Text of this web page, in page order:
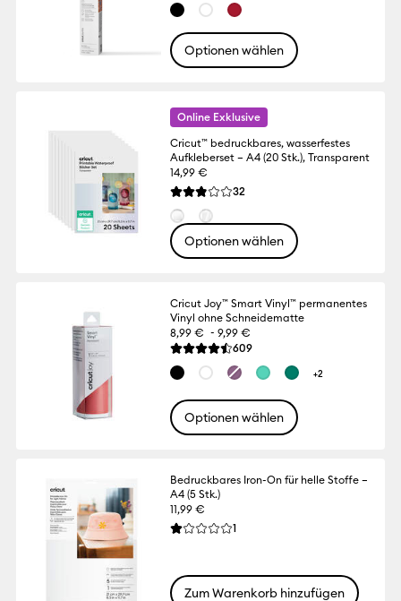
Optionen wählen
Online Exklusive
Cricut™ bedruckbares, wasserfestes
Aufkleberset – A4 (20 Stk.), Transparent
14,99 €
Die durchschnittliche Bewertung für
32
Optionen wählen
Cricut Joy™ Smart Vinyl™ permanentes
Vinyl ohne Schneidematte
8,99 € -9,99 €
Die durchschnittliche Bewertung für
609Reviews
+2
Optionen wählen
Bedruckbares Iron-On für helle Stoffe –
A4 (5 Stk.)
11,99 €
Die durchschnittliche Bewertung für
1
Zum Warenkorb hinzufügen